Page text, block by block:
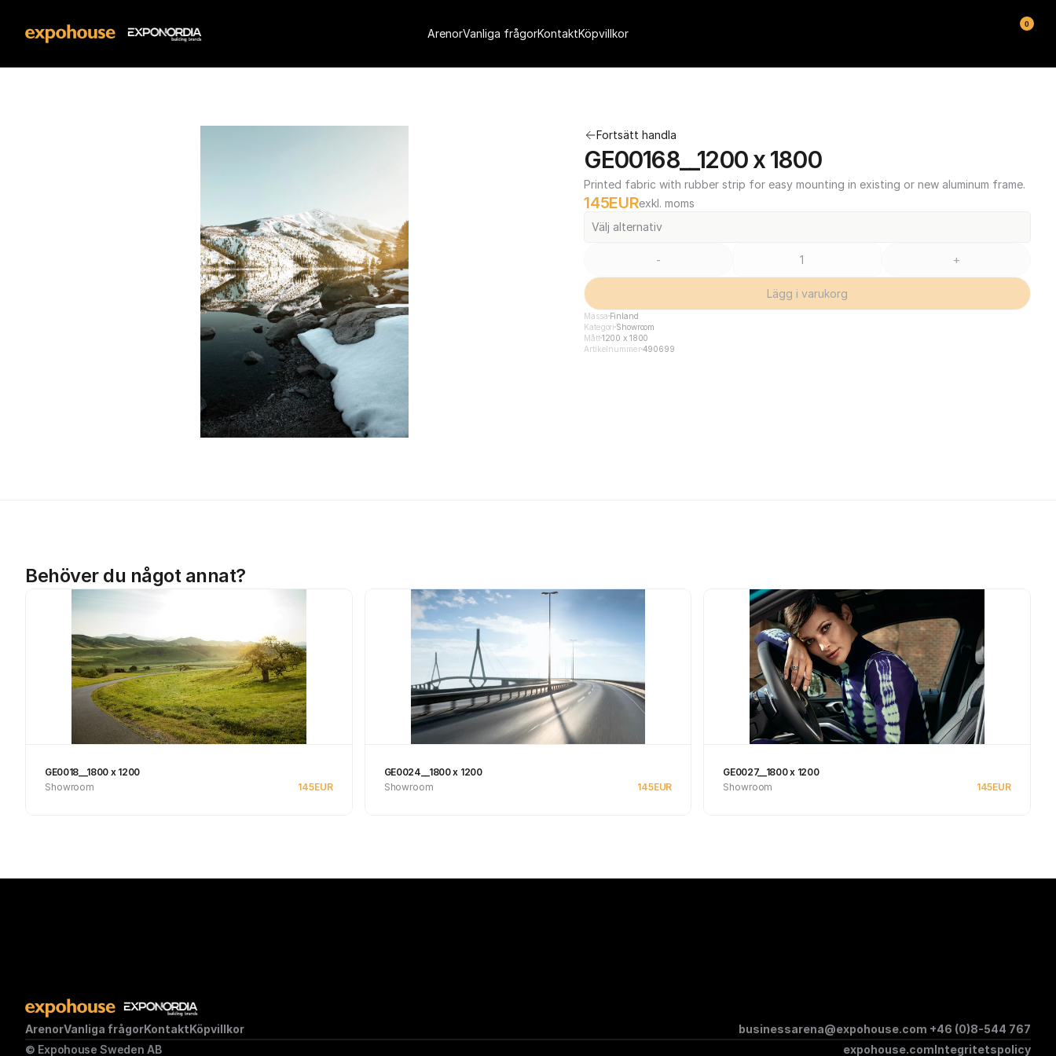
Fortsätt handla
GE00168__1200 x 1800
Printed fabric with rubber strip for easy mounting in existing or new aluminum frame.
145EURexkl. moms
Välj alternativ
- +
Lägg i varukorg
Mässa Finland
Kategori Showroom
Mått1200 x 1800
Artikelnummer490699
Behöver du något annat?
GE0018__1800 x 1200
Showroom
145EUR
GE0024__1800 x 1200
Showroom
145EUR
GE0027__1800 x 1200
Showroom
145EUR
ArenorVanliga frågorKontaktKöpvillkor businessarena@expohouse.com +46 (0)8-544 767
© Expohouse Sweden AB
expohouse.comIntegritetspolicy
ArenorVanliga frågorKontaktKöpvillkor
0